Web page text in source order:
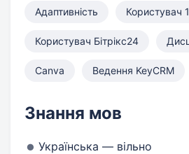
Адаптивність Користувач
Користувач Бітрікс24
Canva Ведення KeyCRM
Знання мов
Українська — вільно